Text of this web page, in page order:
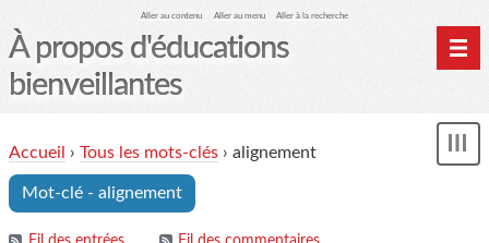
Aller au contenu Aller au menu Aller à la recherche
À propos d'éducations
bienveillantes
Archives
Mon monde du cheval
Accueil › Tous les mots-clés › alignement
Mot-clé - alignement